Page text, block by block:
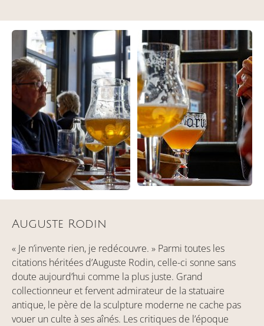
Auguste Rodin
« Je n’invente rien, je redécouvre. » Parmi toutes les
citations héritées d’Auguste Rodin, celle-ci sonne sans
doute aujourd’hui comme la plus juste. Grand
collectionneur et fervent admirateur de la statuaire
antique, le père de la sculpture moderne ne cache pas
vouer un culte à ses aînés. Les critiques de l’époque